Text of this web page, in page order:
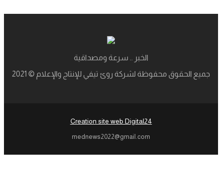
الخبر .. سرعة ومصداقية
جميع الحقوق محفوظة لشركة روئ تيفي للإنتاج والإعلام © 2021
Creation site web Digital24
mednews2022@gmail.com